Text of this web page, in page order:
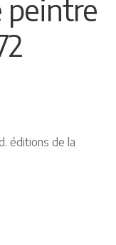
peintre
éditions de la